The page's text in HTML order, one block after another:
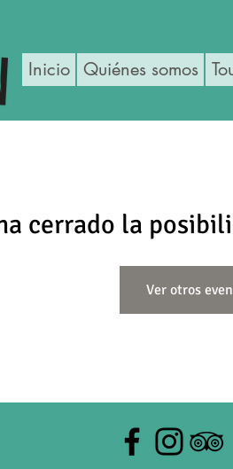
Inicio Quiénes somos
cerrado la
Ver otros